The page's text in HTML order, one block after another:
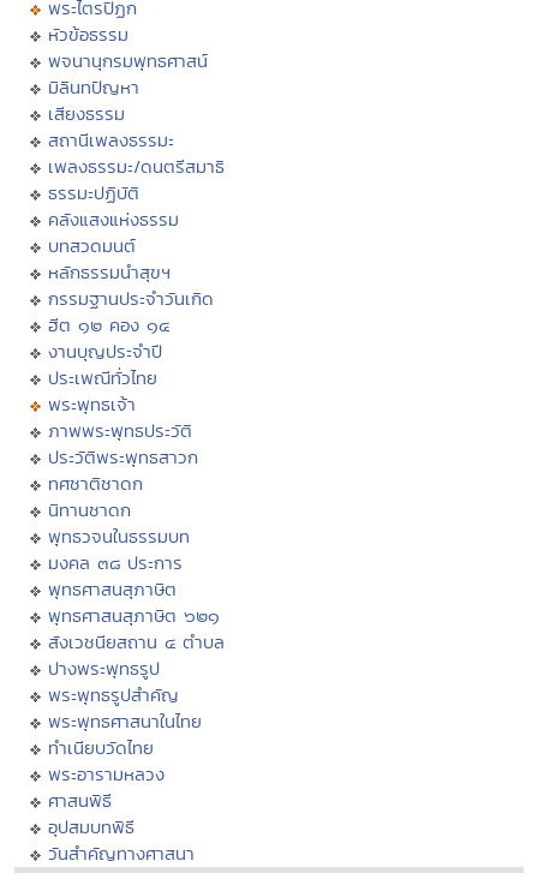
พระไตรปิฏก
หัวข้อธรรม
พจนานุกรมพุทธศาสน์
มิลินทปัญหา
เสียงธรรม
สถานีเพลงธรรมะ
เพลงธรรมะ/ดนตรีสมาธิ
ธรรมะปฏิบัติ
คลังแสงแห่งธรรม
บทสวดมนต์
หลักธรรมนำสุขฯ
กรรมฐานประจำวันเกิด
ฮีต ๑๒ คอง ๑๔
งานบุญประจำปี
ประเพณีทั่วไทย
พระพุทธเจ้า
ภาพพระพุทธประวัติ
ประวัติพระพุทธสาวก
ทศชาติชาดก
นิทานชาดก
พุทธวจนในธรรมบท
มงคล ๓๘ ประการ
พุทธศาสนสุภาษิต
พุทธศาสนสุภาษิต ๖๒๑
สังเวชนียสถาน ๔ ตำบล
ปางพระพุทธรูป
พระพุทธรูปสำคัญ
พระพุทธศาสนาในไทย
ทำเนียบวัดไทย
พระอารามหลวง
ศาสนพิธี
อุปสมบทพิธี
วันสำคัญทางศาสนา